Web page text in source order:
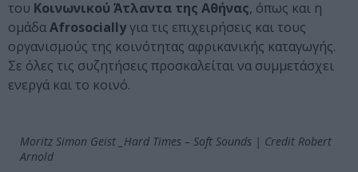
του Κοινωνικού Άτλαντα της Αθήνας, όπως και η
ομάδαAfrosociallyγια τις επιχειρήσεις και τους
οργανισμούς της κοινότητας αφρικανικής καταγωγής.
Σε όλες τις συζητήσεις προσκαλείται να συμμετάσχει
ενεργά και το κοινό.
Moritz Simon Geist _Hard Times – Soft Sounds | Credit Robert
Arnold